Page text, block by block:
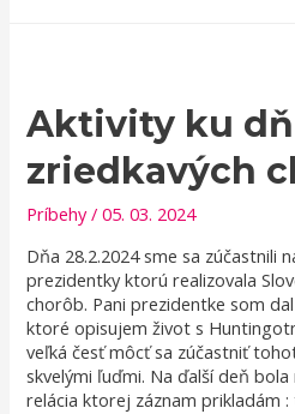
Aktivity ku
zriedkavých
Príbehy/05. 03. 2024
Dňa 28.2.2024 sme sa zúčastnili
prezidentky ktorú realizovala
chorôb. Pani prezidentke som
ktoré opisujem život s
veľká česť môcť sa zúčastniť
skvelými ľuďmi. Na ďalší deň bola
relácia ktorej záznam prikladám :